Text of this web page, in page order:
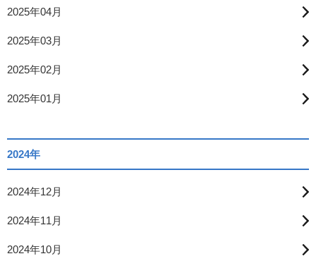
2025年04月
2025年03月
2025年02月
2025年01月
2024年
2024年12月
2024年11月
2024年10月